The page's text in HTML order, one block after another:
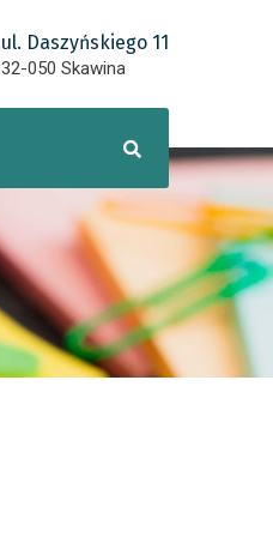
ul. Daszyńskiego 11
32-050 Skawina